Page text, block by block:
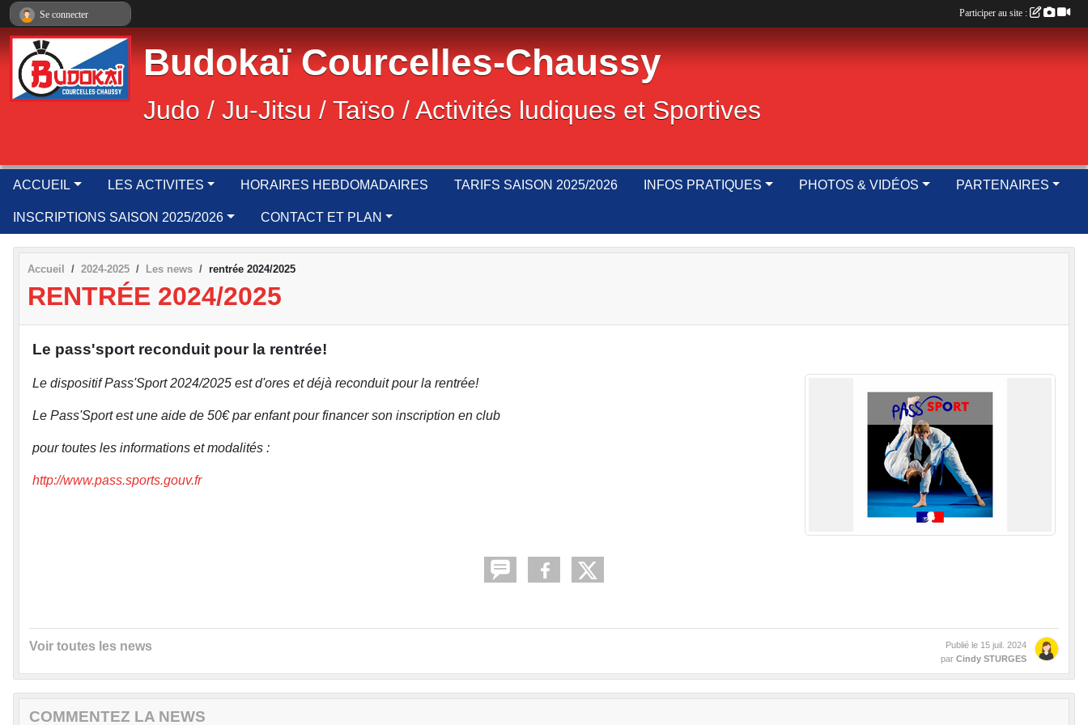
Budokaï Courcelles-Chaussy
Judo / Ju-Jitsu / Taïso / Activités ludiques et Sportives
ACCUEIL LES ACTIVITES HORAIRES HEBDOMADAIRES TARIFS SAISON 2025/2026 INFOS PRATIQUES PHOTOS & VIDÉOS PARTENAIRES
INSCRIPTIONS SAISON 2025/2026 CONTACT ET PLAN
Accueil 2024-2025 Les news rentrée 2024/2025
RENTRÉE 2024/2025
Le pass'sport reconduit pour la rentrée!
Le dispositif Pass'Sport 2024/2025 est d'ores et déjà reconduit pour la rentrée!
Le Pass'Sport est une aide de 50€ par enfant pour financer son inscription en club
pour toutes les informations et modalités :
http://www.pass.sports.gouv.fr
Voir toutes les news Publié le 15 juil. 2024
par Cindy STURGES
COMMENTEZ LA NEWS
Se connecter Participer au site :
Panneau de gestion des cookies